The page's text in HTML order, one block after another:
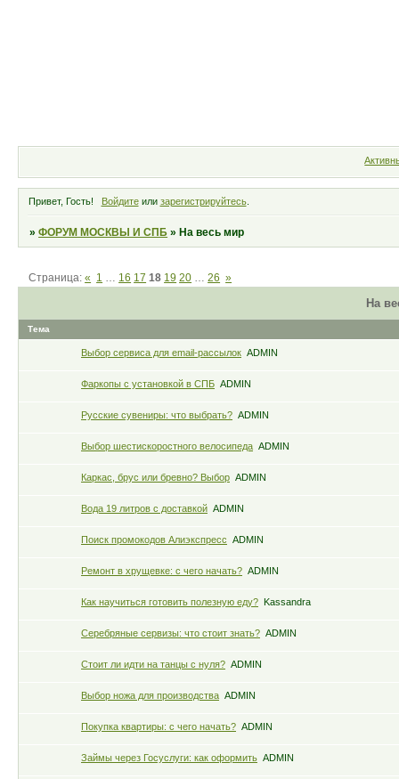
Привет, Гость! Войдитеили зарегистрируйтесь.
»ФОРУМ МОСКВЫ И СПБ »На весь мир
На
Страница:« 1 … 16 17 18 19 20 … 26 »
Тема
Выбор сервиса для email-рассылок ADMIN
Фаркопы с установкой в СПБ ADMIN
Русские сувениры: что выбрать? ADMIN
Выбор шестискоростного велосипеда ADMIN
Каркас, брус или бревно? Выбор ADMIN
Вода 19 литров с доставкой ADMIN
Поиск промокодов Алиэкспресс ADMIN
Ремонт в хрущевке: с чего начать? ADMIN
Как научиться готовить полезную еду? Kassandra
Серебряные сервизы: что стоит знать? ADMIN
Стоит ли идти на танцы с нуля? ADMIN
Выбор ножа для производства ADMIN
Покупка квартиры: с чего начать? ADMIN
Займы через Госуслуги: как оформить ADMIN